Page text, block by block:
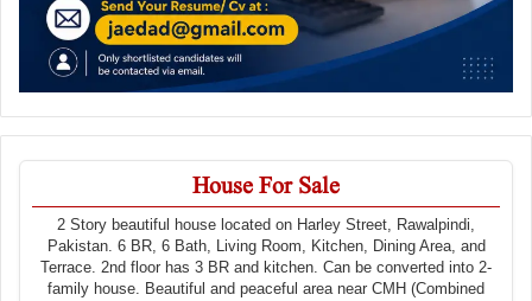
House For Sale
2 Story beautiful house located on Harley Street, Rawalpindi,
Pakistan. 6 BR, 6 Bath, Living Room, Kitchen, Dining Area, and
Terrace. 2nd floor has 3 BR and kitchen. Can be converted into 2-
family house. Beautiful and peaceful area near CMH (Combined